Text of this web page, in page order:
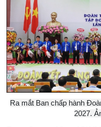
Ra mắt Ban chấp hành
2027.